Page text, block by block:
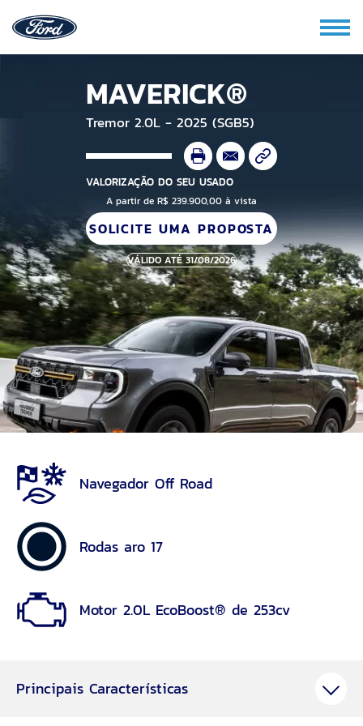
MAVERICK®
Tremor 2.0L - 2025 (SGB5)
VALORIZAÇÃO DO SEU USADO
A partir de R$ 239.900,00 à vista
SOLICITE UMA PROPOSTA
VÁLIDO ATÉ 31/08/2026
Navegador Off Road
Rodas aro 17
Motor 2.0L EcoBoost® de 253cv
Principais Características